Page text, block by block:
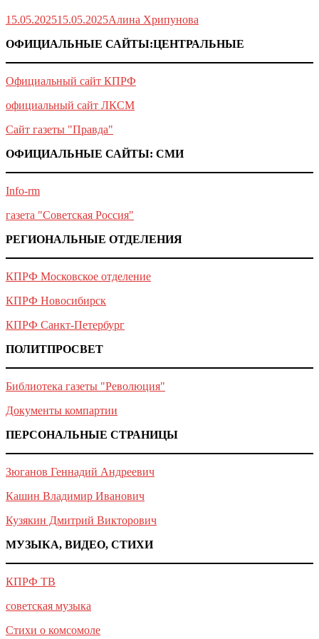
15.05.202515.05.2025Алина Хрипунова
ОФИЦИАЛЬНЫЕ САЙТЫ:ЦЕНТРАЛЬНЫЕ
Официальный сайт КПРФ
официальный сайт ЛКСМ
Сайт газеты "Правда"
ОФИЦИАЛЬНЫЕ САЙТЫ: СМИ
Info-rm
газета "Советская Россия"
РЕГИОНАЛЬНЫЕ ОТДЕЛЕНИЯ
КПРФ Московское отделение
КПРФ Новосибирск
КПРФ Санкт-Петербург
ПОЛИТПРОСВЕТ
Библиотека газеты "Революция"
Документы компартии
ПЕРСОНАЛЬНЫЕ СТРАНИЦЫ
Зюганов Геннадий Андреевич
Кашин Владимир Иванович
Кузякин Дмитрий Викторович
МУЗЫКА, ВИДЕО, СТИХИ
КПРФ ТВ
советская музыка
Стихи о комсомоле